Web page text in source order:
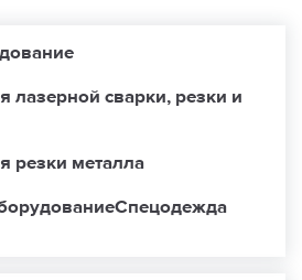
лазерной сварки, резки и
резки металла
Спецодежда